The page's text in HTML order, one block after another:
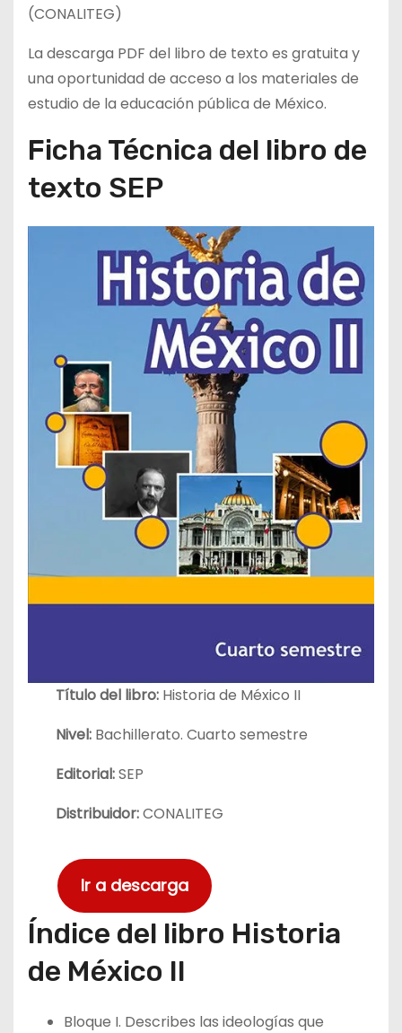
(CONALITEG)
La descarga PDF del libro de texto es gratuita y
una oportunidad de acceso a los materiales de
estudio de la educación pública de México.
Ficha Técnica del libro de
texto SEP
Título del libro: Historia de México II
Nivel:Bachillerato. Cuarto semestre
Editorial:SEP
Distribuidor:CONALITEG
Ir a descarga
Índice del libro Historia
de México II
Bloque I. Describes las ideologías que